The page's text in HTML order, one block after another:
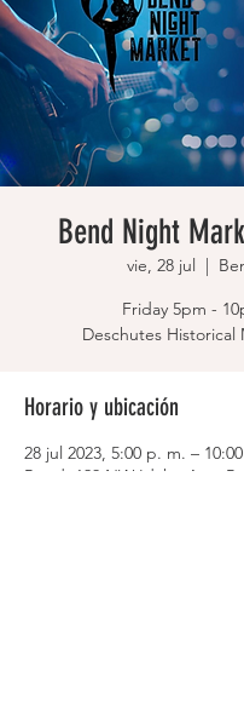
Bend Night
vie, 28 jul
  |
Friday 5pm -
Deschutes Historical
Horario y ubicación
28 jul 2023, 5:00 p. m. –
Bend, 129 NW Idaho Ave,